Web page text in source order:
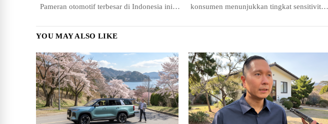
Pameran otomotif terbesar di Indonesia ini
konsumen menunjukkan tingkat sensitivitas
YOU MAY ALSO LIKE